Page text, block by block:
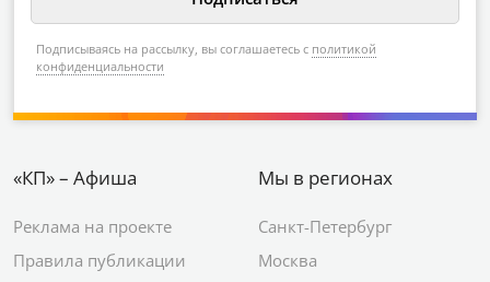
Подписываясь на рассылку, вы соглашаетесь с политикой
конфиденциальности
«КП» – Афиша
Реклама на проекте
Правила публикации
Мы в регионах
Санкт-Петербург
Москва